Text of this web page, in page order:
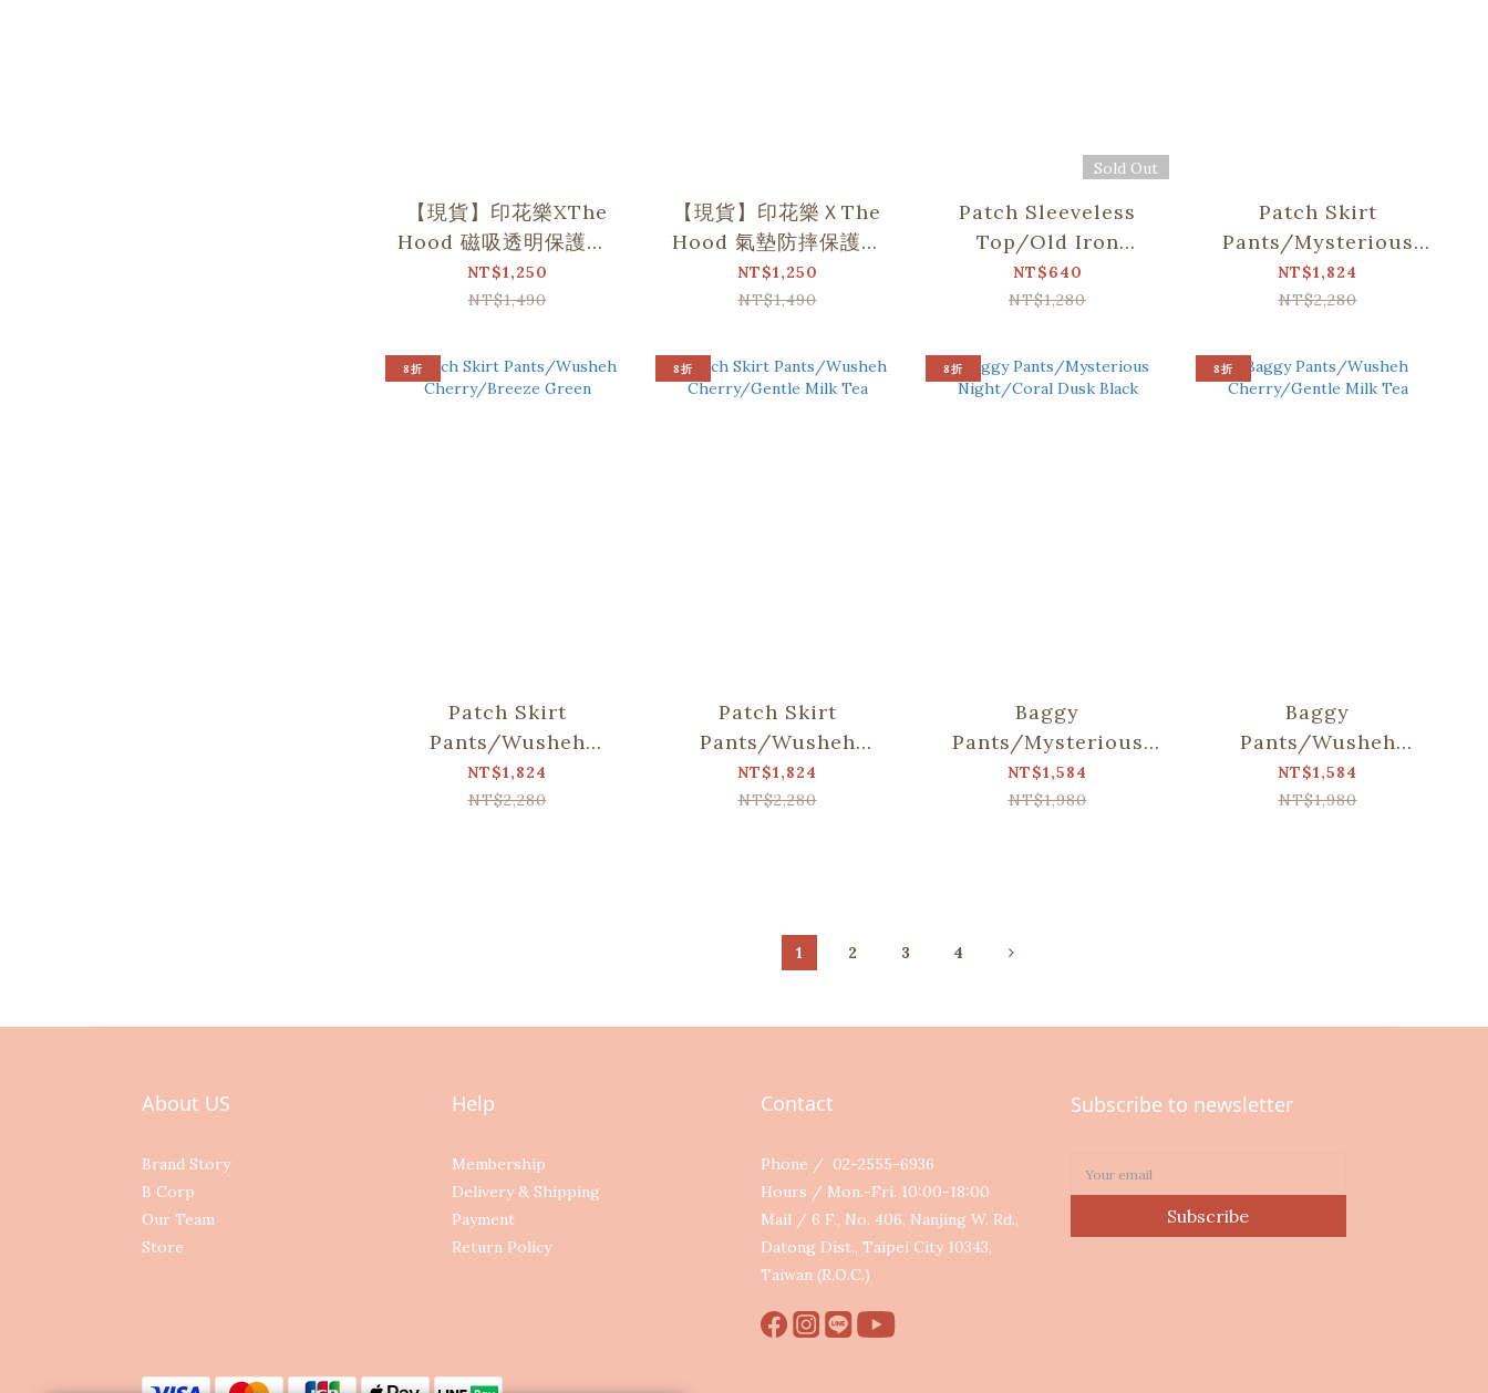
【現貨】印花樂XThe
Hood 磁吸透明保護殻-
iPhone 17 (兼容
MagSafe)/水彩水仙
NT$1,250
NT$1,490
【現貨】印花樂ＸThe
Hood 氣墊防摔保護殼
iPhone 17 (兼容
MagSafe)
NT$1,250
NT$1,490
Sold Out
Patch Sleeveless
Top/Old Iron
Window Frame No.
4/Persimmon
NT$640
NT$1,280
Patch Skirt
Pants/Mysterious
Night/Coral Dusk
Black
NT$1,824
NT$2,280
8折
Patch Skirt
Pants/Wusheh
Cherry/Breeze
Green
NT$1,824
NT$2,280
8折
Patch Skirt
Pants/Wusheh
Cherry/Gentle Milk
Tea
NT$1,824
NT$2,280
8折
Baggy
Pants/Mysterious
Night/Coral Dusk
Black
NT$1,584
NT$1,980
8折
Baggy
Pants/Wusheh
Cherry/Gentle Milk
Tea
NT$1,584
NT$1,980
1 2 3 4
About US
Brand Story
B Corp
Our Team
Store
Help
Membership
Delivery & Shipping
Payment
Return Policy
Contact
Phone / 02-2555-6936
Hours / Mon.-Fri. 10:00-18:00
Mail / 6 F., No. 406, Nanjing W. Rd.,
Datong Dist., Taipei City 10343,
Taiwan (R.O.C.)
Subscribe to newsletter
Subscribe